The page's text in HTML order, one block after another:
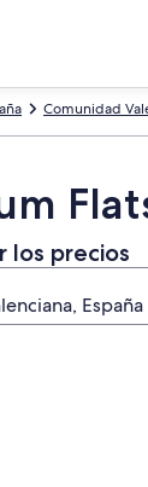
Comunidad
los precios